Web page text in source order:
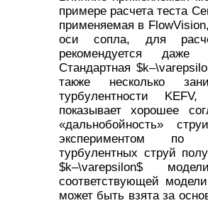
примере расчета теста
применяемая в
оси сопла, для
рекомендуется даже
Стандартная
также несколько
турбулентности
показывает хорошее
«дальнобойность»
экспериментом по
турбулентных струй
$k–\varepsilon$
соответствующей
может быть взята за